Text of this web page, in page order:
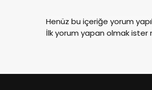
Henüz bu içeriğe yorum
İlk yorum yapan olmak ister